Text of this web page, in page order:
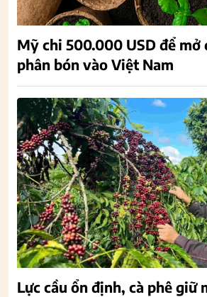
Mỹ chi 500.000 USD để mở
phân bón vào Việt Nam
Lực cầu ổn định, cà phê giữ